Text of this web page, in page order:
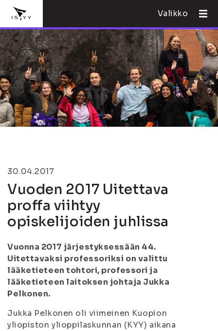
Valikko
30.04.2017
Vuoden 2017 Uitettava
proffa viihtyy
opiskelijoiden juhlissa
Vuonna 2017 järjestyksessään 44.
Uitettavaksi professoriksi on valittu
lääketieteen tohtori, professori ja
lääketieteen laitoksen johtaja Jukka
Pelkonen.
Jukka Pelkonen oli viimeinen Kuopion
yliopiston ylioppilaskunnan (KYY) aikana